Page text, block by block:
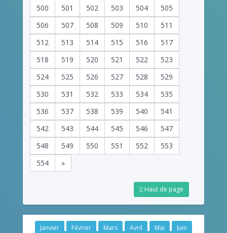
500 501 502 503 504
505
506
507 508 509 510
511
512
513 514 515 516
517
518
519 520 521 522
523
524
525 526 527 528
529
530
531 532 533 534
535
536
537 538 539 540
541
542
543 544 545 546
547
548
549 550 551 552
553
554
»
Haut de page
Janvier Février Mars Avril Mai
Juin